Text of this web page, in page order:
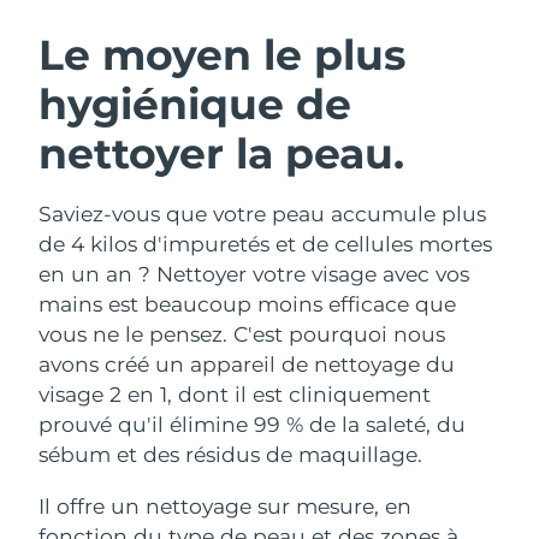
Le moyen le plus
hygiénique de
nettoyer la peau.
Saviez-vous que votre peau accumule plus
de 4 kilos d'impuretés et de cellules mortes
en un an ? Nettoyer votre visage avec vos
mains est beaucoup moins efficace que
vous ne le pensez. C'est pourquoi nous
avons créé un appareil de nettoyage du
visage 2 en 1, dont il est cliniquement
prouvé qu'il élimine 99 % de la saleté, du
sébum et des résidus de maquillage.
Il offre un nettoyage sur mesure, en
Nettoyage du visage
Anti-aging massage
LUNA™ 4 Plus
Massage, LED heating
LUNA™ 4 Men
For men, anti-aging massage
Lifting
Microcurrent toning
BEAR™ 2 go
Microcurrent toning on-the-go
BEAR™ 2 eyes & lips
Microcurrent line smoothing device
Hydratation
UFO™ 3 coffret
Deep facial hydration
UFO™ 3 LED
Near-infrared and red light therapy
device
Soin bucco-dentaire
issa™ 4
Hybrid silicone sonic toothbrush
issa™ 4 plus
FAQ™ TRAITEMENT ANTI-ÂGE
Anti-âge Traitements LED
NEW
Autriche Livraison estimée
Bahreïn Livraison estimée
Belgique Livraison estimée
Bermudes Livraison estimée 16/08/2026
Bosnie-Herzégovine Livraison estimée
15/08/2026
Bulgarie Livraison estimée10/08/2026
Canada Livraison estimée14/08/2026